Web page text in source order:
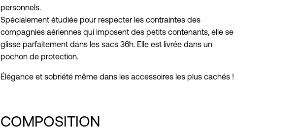
personnels.
Spécialement étudiée pour respecter les contraintes des
compagnies aériennes qui imposent des petits contenants, elle se
glisse parfaitement dans les sacs 36h. Elle est livrée dans un
pochon de protection.
Élégance et sobriété même dans les accessoires les plus cachés !
COMPOSITION